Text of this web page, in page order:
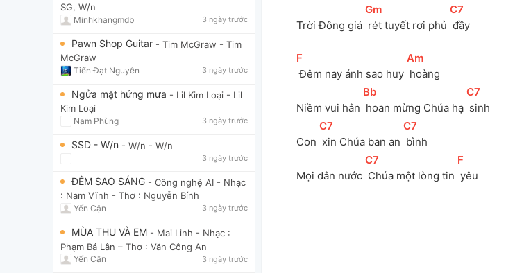
SG, W/n
Minhkhangmdb 3 ngày trước
Pawn Shop Guitar - Tim McGraw - Tim
McGraw
Tiến Đạt Nguyễn 3 ngày trước
Ngửa mặt hứng mưa - Lil Kim Loại - Lil
Kim Loại
Nam Phùng 3 ngày trước
SSD - W/n - W/n - W/n
3 ngày trước
ĐÊM SAO SÁNG - Công nghệ AI - Nhạc
: Nam Vĩnh - Thơ : Nguyễn Bính
Yến Cận 3 ngày trước
MÙA THU VÀ EM - Mai Linh - Nhạc :
Phạm Bá Lân – Thơ : Văn Công An
Yến Cận 3 ngày trước
Trời Đông giá
[
Gm
rét tuyết rơi phủ
[
C7
đầy
[F
Đêm nay ánh sao huy
[
Am
hoàng
Niềm vui hân
[Bb
hoan mừng Chúa hạ
[
C7
sinh
Con
[
C7
xin Chúa ban an
[
C7
bình
Mọi dân nước
[
C7
Chúa một lòng tin
[F
yêu